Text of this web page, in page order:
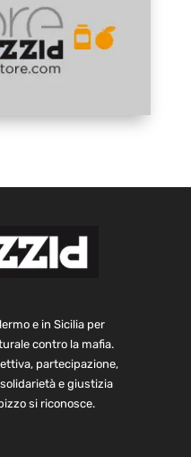
e in Sicilia per
contro la mafia.
partecipazione,
e giustizia
si riconosce.